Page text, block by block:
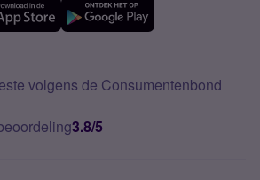
volgens de Consumentenbond
3.8/5